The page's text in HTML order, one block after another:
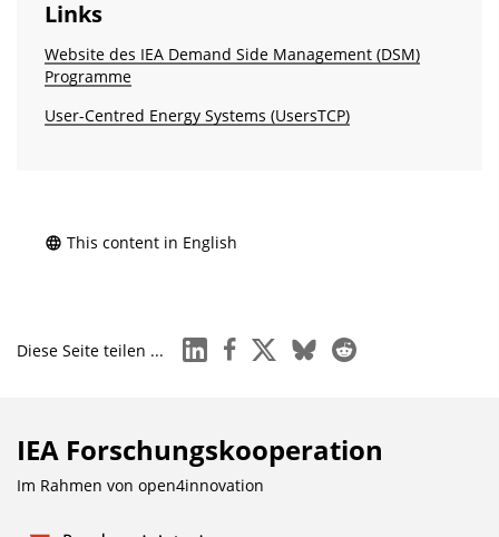
Links
Website des IEA Demand Side Management (DSM)
Programme
User-Centred Energy Systems (UsersTCP)
This content in English
Diese Seite teilen ... linkedinfacebook
x blueskyreddit
IEA Forschungs­kooperation
Im Rahmen von open4innovation